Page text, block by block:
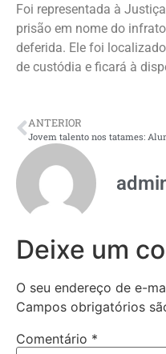
Foi representada à
prisão em nome do
deferida. Ele foi
de custódia e ficará à
ANTERIOR
Deixe um
O seu endereço de e-
Campos obrigatórios
Comentário *